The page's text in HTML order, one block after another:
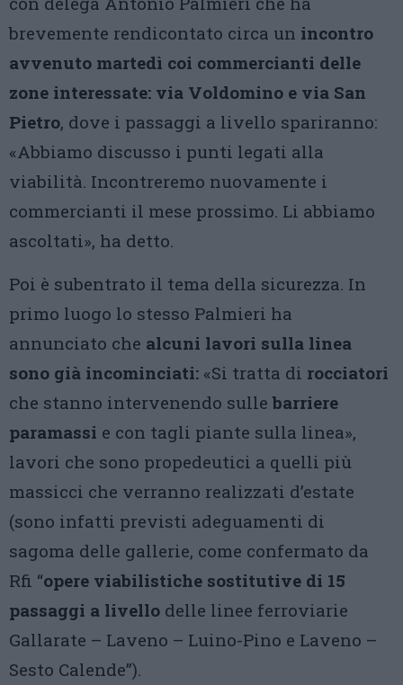
brevemente rendicontato circa un incontro
avvenuto martedì coi commercianti delle
zone interessate: via Voldomino e via San
Pietro, dove i passaggi a livello spariranno:
«Abbiamo discusso i punti legati alla
viabilità. Incontreremo nuovamente i
commercianti il mese prossimo. Li abbiamo
ascoltati», ha detto.
Poi è subentrato il tema della sicurezza. In
primo luogo lo stesso Palmieri ha
annunciato che alcuni lavori sulla linea
sono già incominciati: «Si tratta di rocciatori
che stanno intervenendo sullebarriere
paramassi e con tagli piante sulla linea»,
lavori che sono propedeutici a quelli più
massicci che verranno realizzati d’estate
(sono infatti previsti adeguamenti di
sagoma delle gallerie, come confermato da
Rfi “opere viabilistiche sostitutive di 15
passaggi a livello delle linee ferroviarie
Gallarate – Laveno – Luino-Pino e Laveno –
Sesto Calende”).